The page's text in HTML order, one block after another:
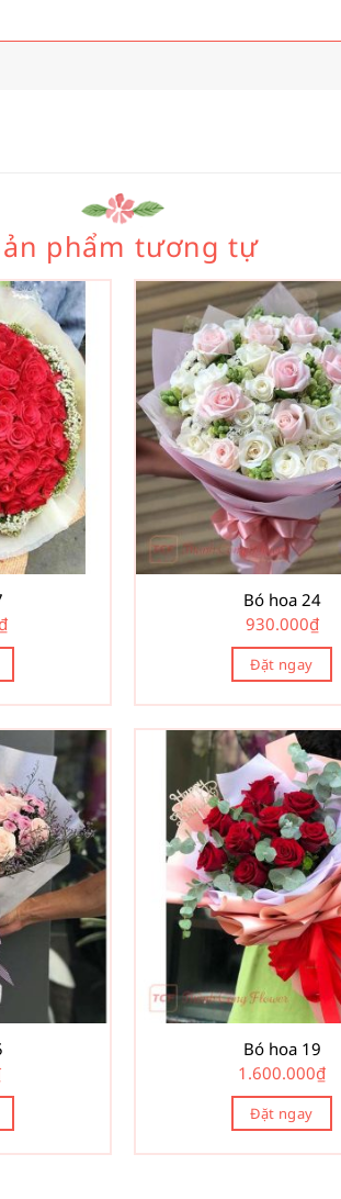
phẩm tương tự
Bó hoa 24
930.000₫
Đặt ngay
Bó hoa 19
1.600.000₫
Đặt ngay